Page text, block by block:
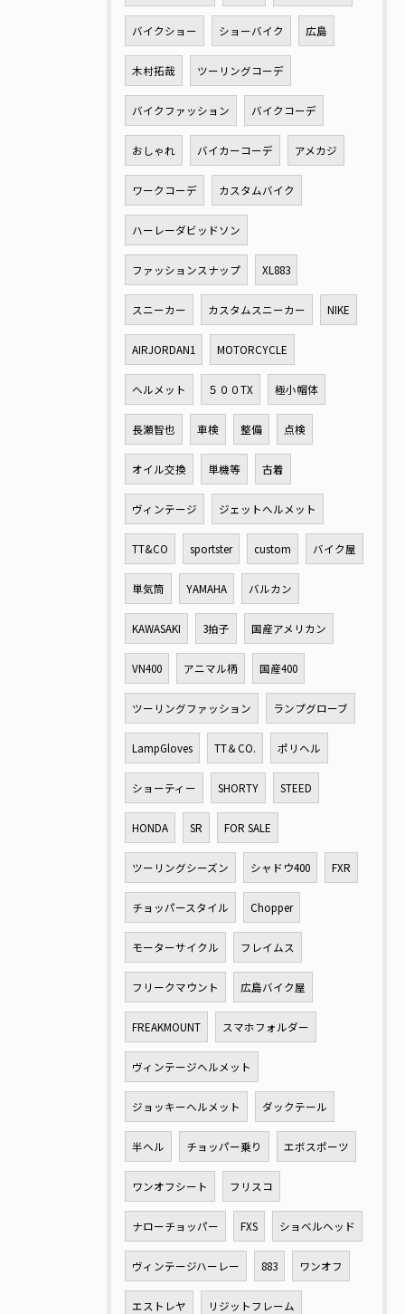
バイクショー ショーバイク 広島
木村拓哉 ツーリングコーデ
バイクファッション バイクコーデ
おしゃれ バイカーコーデ アメカジ
ワークコーデ カスタムバイク
ハーレーダビッドソン
ファッションスナップ XL883
スニーカー カスタムスニーカー NIKE
AIRJORDAN1 MOTORCYCLE
ヘルメット ５００TX 極小帽体
長瀬智也 車検 整備 点検
オイル交換 単機等 古着
ヴィンテージ ジェットヘルメット
TT&CO sportster custom バイク屋
単気筒 YAMAHA バルカン
KAWASAKI 3拍子 国産アメリカン
VN400 アニマル柄 国産400
ツーリングファッション ランプグローブ
LampGloves TT＆CO. ポリヘル
ショーティー SHORTY STEED
HONDA SR FOR SALE
ツーリングシーズン シャドウ400 FXR
チョッパースタイル Chopper
モーターサイクル フレイムス
フリークマウント 広島バイク屋
FREAKMOUNT スマホフォルダー
ヴィンテージヘルメット
ジョッキーヘルメット ダックテール
半ヘル チョッパー乗り エボスポーツ
ワンオフシート フリスコ
ナローチョッパー FXS ショベルヘッド
ヴィンテージハーレー 883 ワンオフ
エストレヤ リジットフレーム